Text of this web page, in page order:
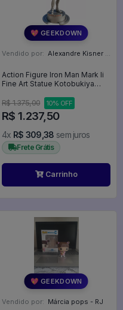
💖 GEEKDOWN
Vendido por: Alexandre Kisner - PR
Action Figure Iron Man Mark Ii
Fine Art Statue Kotobukiya
- Iron Man
R$ 1.375,00 10% OFF
R$ 1.237,50
4x R$ 309,38 sem juros
Frete Grátis
Carrinho
💖 GEEKDOWN
Vendido por: Márcia pops - RJ